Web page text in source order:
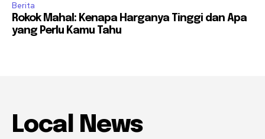
Berita
Rokok Mahal: Kenapa Harganya Tinggi dan Apa
yang Perlu Kamu Tahu
Local News